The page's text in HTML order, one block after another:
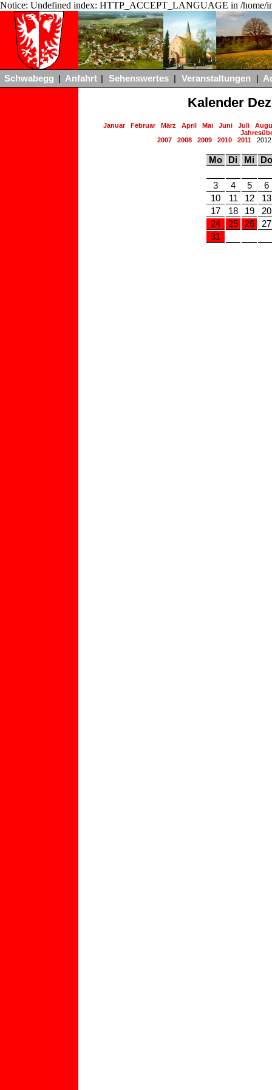
Notice: Undefined index: HTTP_ACCEPT_LANGUAGE in /home/
Schwabegg Anfahrt Sehenswertes Veranstaltungen
Kalender
Januar Februar März April Mai Juni Juli
2007
2008 2009 2010 2011
Mo Di Mi Do
3 4 5
6
10
11 12
13
17
18 19
20
24
25 26
27
31